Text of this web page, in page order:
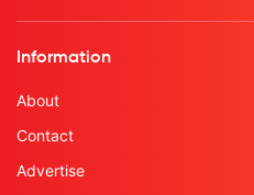
Information
About
Contact
Advertise